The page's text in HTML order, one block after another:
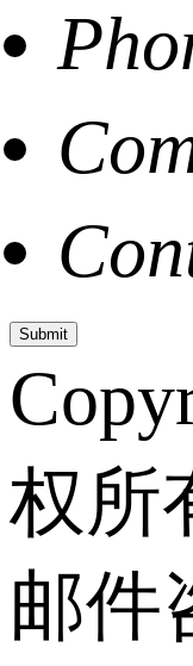
权所
邮件